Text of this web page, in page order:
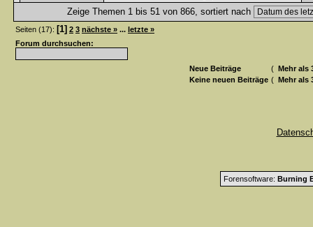
Zeige Themen 1 bis 51 von 866, sortiert nach
Seiten (17): [1] 2 3 nächste » ... letzte »
Forum durchsuchen:
Neue Beiträge ( Mehr als
Keine neuen Beiträge ( Mehr als
Forensoftware: Burning